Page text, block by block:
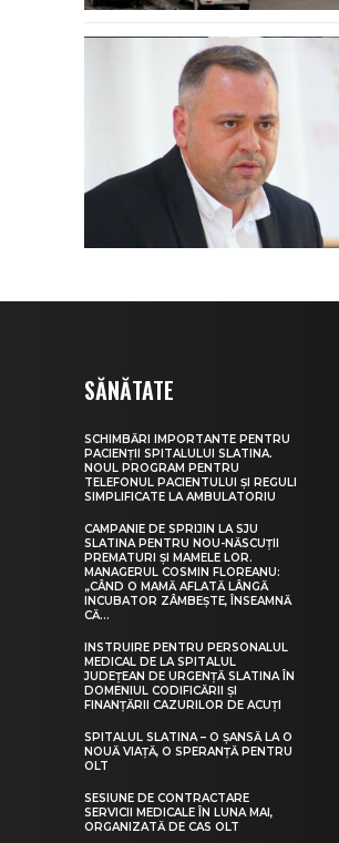
SĂNĂTATE
SCHIMBĂRI IMPORTANTE PENTRU
PACIENȚII SPITALULUI SLATINA.
NOUL PROGRAM PENTRU
TELEFONUL PACIENTULUI ȘI REGULI
SIMPLIFICATE LA AMBULATORIU
CAMPANIE DE SPRIJIN LA SJU
SLATINA PENTRU NOU-NĂSCUȚII
PREMATURI ȘI MAMELE LOR.
MANAGERUL COSMIN FLOREANU:
„CÂND O MAMĂ AFLATĂ LÂNGĂ
INCUBATOR ZÂMBEȘTE, ÎNSEAMNĂ
CĂ...
INSTRUIRE PENTRU PERSONALUL
MEDICAL DE LA SPITALUL
JUDEȚEAN DE URGENȚĂ SLATINA ÎN
DOMENIUL CODIFICĂRII ȘI
FINANȚĂRII CAZURILOR DE ACUȚI
SPITALUL SLATINA – O ȘANSĂ LA O
NOUĂ VIAȚĂ, O SPERANȚĂ PENTRU
OLT
SESIUNE DE CONTRACTARE
SERVICII MEDICALE ÎN LUNA MAI,
ORGANIZATĂ DE CAS OLT